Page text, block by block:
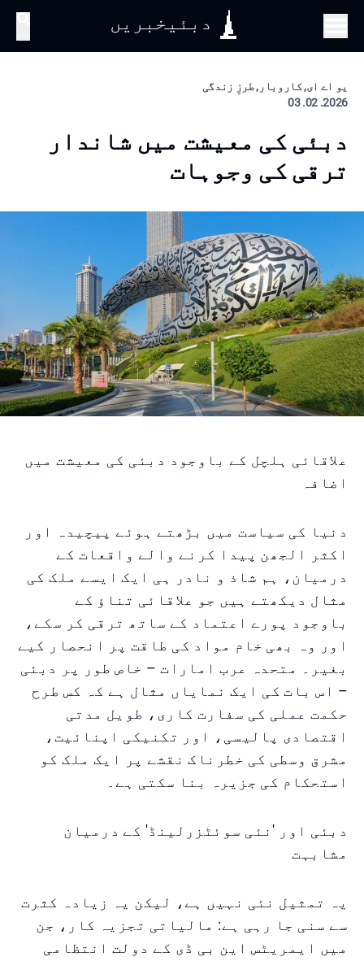
دبئیخبریں
یو اے ای, کاروبار, طرزِ زندگی
2026. 02. 03
دبئی کی معیشت میں شاندار
ترقی کی وجوہات
علاقائی ہلچل کے باوجود دبئی کی معیشت میں
اضافہ
دنیا کی سیاست میں بڑھتے ہوئے پیچیدہ اور
اکثر الجھن پیدا کرنے والے واقعات کے
درمیان، ہم شاذ و نادر ہی ایک ایسے ملک کی
مثال دیکھتے ہیں جو علاقائی تناؤ کے
باوجود پورے اعتماد کے ساتھ ترقی کر سکے،
اور وہ بھی خام مواد کی طاقت پر انحصار کیے
بغیر۔ متحدہ عرب امارات – خاص طور پر دبئی
– اس بات کی ایک نمایاں مثال ہے کہ کس طرح
حکمت عملی کی سفارت کاری، طویل مدتی
اقتصادی پالیسی، اور تکنیکی اپنائیت،
مشرق وسطی کی خطرناک نقشے پر ایک ملک کو
استحکام کی جزیرہ بنا سکتی ہے۔
دبئی اور 'نئی سوئٹزرلینڈ' کے درمیان
مشابہت
یہ تمثیل نئی نہیں ہے، لیکن یہ زیادہ کثرت
سے سنی جا رہی ہے: مالیاتی تجزیہ کار، جن
میں ایمریٹس این بی ڈی کے دولت انتظامی